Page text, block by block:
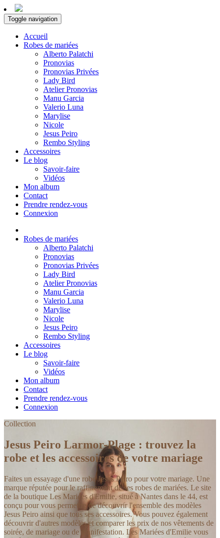
Toggle navigation
Accueil
Robes de mariées
Alberto Palatchi
Pronovias
Pronovias Privées
Lady Bird
Atelier Pronovias
Manu Garcia
Valerio Luna
Marylise
Nicole
Jesus Peiro
Rembo Styling
Accessoires
Le blog
Savoir-faire
Vidéos
Mon album
Contact
Prendre rendez-vous
Connexion
Robes de mariées
Alberto Palatchi
Pronovias
Pronovias Privées
Lady Bird
Atelier Pronovias
Manu Garcia
Valerio Luna
Marylise
Nicole
Jesus Peiro
Rembo Styling
Accessoires
Le blog
Savoir-faire
Vidéos
Mon album
Contact
Prendre rendez-vous
Connexion
Collection
Jesus Peiro Larmor-Plage : trouvez la
robe et les accessoires de votre mariage
Faites un essayage d'une robe Jesus Peiro pour votre mariage. Une
marque réputée pour le raffinement de ses robes de mariées. Le site
de la boutique Les Mariées d'Emilie, situé à Nantes dans le 44, est
conçu pour vous permettre de découvrir l'ensemble des modèles
Jesus Peiro ainsi que tous ses accessoires. Vous pouvez également
découvrir d'autres modèles et comparer les prix de nos vêtements de
soirée, de mariage ou de manifestation. Les Mariées d'Emilie vous